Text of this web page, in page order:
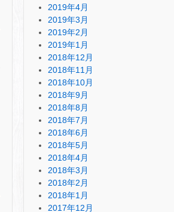
2019年4月
2019年3月
2019年2月
2019年1月
2018年12月
2018年11月
2018年10月
2018年9月
2018年8月
2018年7月
2018年6月
2018年5月
2018年4月
2018年3月
2018年2月
2018年1月
2017年12月